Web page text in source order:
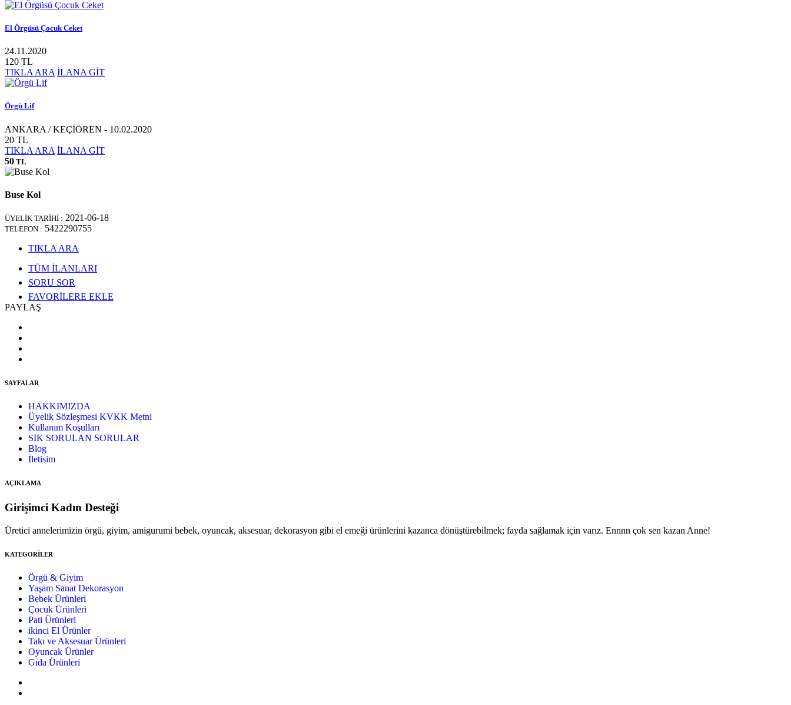
El Örgüsü Çocuk Ceket
24.11.2020
120 TL
TIKLA ARA İLANA GİT
Örgü Lif
ANKARA / KEÇİÖREN - 10.02.2020
20 TL
TIKLA ARA İLANA GİT
50 TL
Buse Kol
ÜYELİK TARİHİ : 2021-06-18
TELEFON : 5422290755
TIKLA ARA
TÜM İLANLARI
SORU SOR
FAVORİLERE EKLE
PAYLAŞ
SAYFALAR
HAKKIMIZDA
Üyelik Sözleşmesi KVKK Metni
Kullanım Koşulları
SIK SORULAN SORULAR
Blog
İletisim
AÇIKLAMA
Girişimci Kadın Desteği
Üretici annelerimizin örgü, giyim, amigurumi bebek, oyuncak, aksesuar, dekorasyon gibi el emeği ürünlerini kazanca dönüştürebilmek; fayda sağlamak için varız. Ennnn çok sen kazan Anne!
KATEGORİLER
Örgü & Giyim
Yaşam Sanat Dekorasyon
Bebek Ürünleri
Çocuk Ürünleri
Pati Ürünleri
ikinci El Ürünler
Takı ve Aksesuar Ürünleri
Oyuncak Ürünler
Gıda Ürünleri